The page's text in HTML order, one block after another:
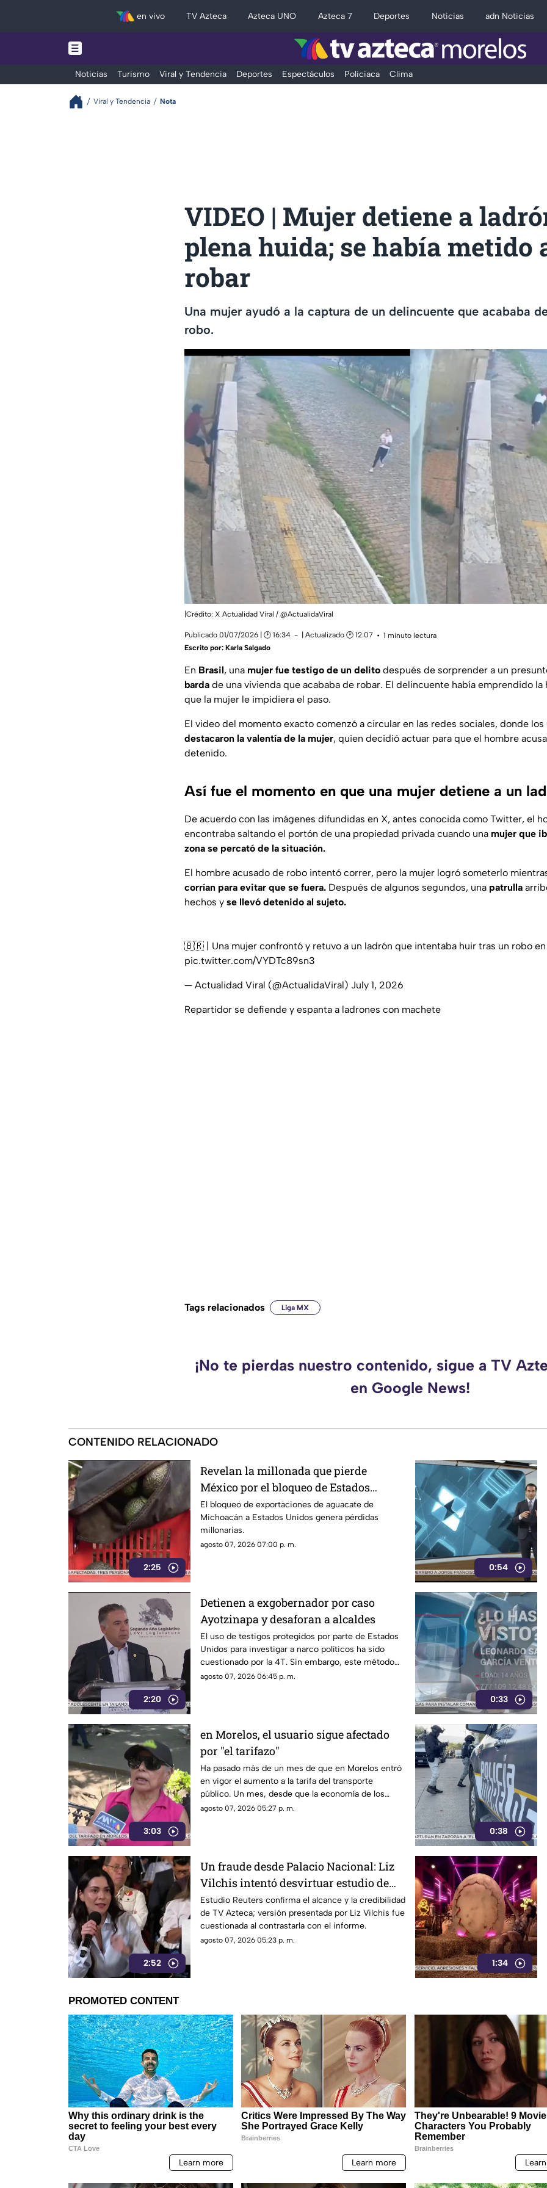
en vivo TV Azteca Azteca UNO Azteca 7 Deportes Noticias adn Noticias
Noticias Turismo Viral y Tendencia Deportes Espectáculos Policiaca Clima
Viral y Tendencia Nota
VIDEO | Mujer detiene a
plena huida; se había metido
robar
Una mujer ayudó a la captura de un delincuente que acababa
robo.
|Crédito: X Actualidad Viral / @ActualidaViral
Publicado 01/07/2026 | 🕑 16:34 | Actualizado 🕑 12:07
1 minuto lectura
Escrito por: Karla Salgado
En Brasil, una mujer fue testigo de un delito después de sorprender a un
barda de una vivienda que acababa de robar. El delincuente había emprendido la
que la mujer le impidiera el paso.
El video del momento exacto comenzó a circular en las redes sociales, donde los
destacaron la valentía de la mujer, quien decidió actuar para que el hombre
detenido.
Así fue el momento en que una mujer detiene a un
De acuerdo con las imágenes difundidas en X, antes conocida como Twitter, el
encontraba saltando el portón de una propiedad privada cuando una mujer que
zona se percató de la situación.
El hombre acusado de robo intentó correr, pero la mujer logró someterlo
corrían para evitar que se fuera. Después de algunos segundos, una patrulla
hechos y se llevó detenido al sujeto.
🇧🇷 | Una mujer confrontó y retuvo a un ladrón que intentaba huir tras un robo en
pic.twitter.com/VYDTc89sn3
— Actualidad Viral (@ActualidaViral) July 1, 2026
Repartidor se defiende y espanta a ladrones con machete
Tags relacionados Liga MX
¡No te pierdas nuestro contenido, sigue a TV
en Google News!
CONTENIDO RELACIONADO
2:25
Revelan la millonada que pierde
México por el bloqueo de Estados
Unidos al aguacate de Michoacán
El bloqueo de exportaciones de aguacate de
Michoacán a Estados Unidos genera pérdidas
millonarias.
agosto 07, 2026 07:00 p. m.
0:54
2:20
Detienen a exgobernador por caso
Ayotzinapa y desaforan a alcaldes
El uso de testigos protegidos por parte de Estados
Unidos para investigar a narco políticos ha sido
cuestionado por la 4T. Sin embargo, este método
también ha colocado bajo la lupa a funcionarios y
agosto 07, 2026 06:45 p. m.
0:33
3:03
en Morelos, el usuario sigue afectado
por "el tarifazo"
Ha pasado más de un mes de que en Morelos entró
en vigor el aumento a la tarifa del transporte
público. Un mes, desde que la economía de los
morelenses se vio afectada y los ciudadanos
agosto 07, 2026 05:27 p. m.
0:38
2:52
Un fraude desde Palacio Nacional: Liz
Vilchis intentó desvirtuar estudio de
Reuters sobre la credibilidad de TV
Azteca
Estudio Reuters confirma el alcance y la credibilidad
de TV Azteca; versión presentada por Liz Vilchis fue
cuestionada al contrastarla con el informe.
agosto 07, 2026 05:23 p. m.
1:34